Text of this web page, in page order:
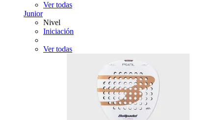
Ver todas
Junior
Nivel
Iniciación
Ver todas